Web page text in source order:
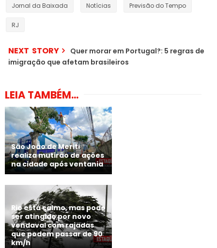
Jornal da Baixada Notícias Previsão do Tempo
RJ
NEXT STORY
Quer morar em Portugal?: 5 regras de
imigração que afetam brasileiros
LEIA TAMBÉM...
São João de Meriti
realiza mutirão de ações
na cidade após ventania
Rio está calmo, mas pode
ser atingido por novo
vendaval com rajadas
que podem passar de 90
km/h